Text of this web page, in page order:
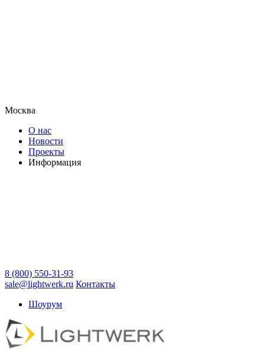
Москва
О нас
Новости
Проекты
Информация
8 (800) 550-31-93
sale@lightwerk.ru Контакты
Шоурум